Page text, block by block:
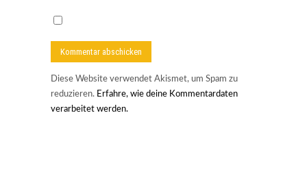
Diese Website verwendet Akismet, um Spam zu
reduzieren. Erfahre, wie deine Kommentardaten
verarbeitet werden.